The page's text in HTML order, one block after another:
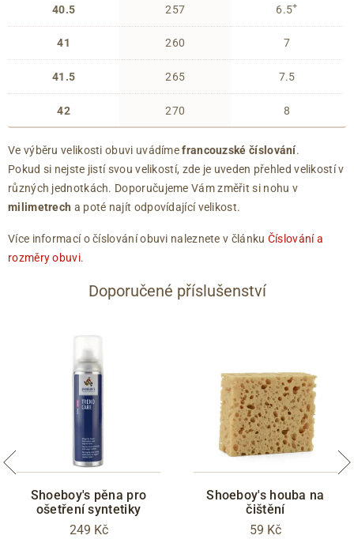
40.5
41
41.5
42
257
260
265
270
6.5+
7
7.5
8
Ve výběru velikosti obuvi uvádímefrancouzské číslování.
Pokud si nejste jistí svou velikostí, zde je uveden přehled velikostí v
různých jednotkách. Doporučujeme Vám změřit si nohu v
milimetrech a poté najít odpovídající velikost.
Více informací o číslování obuvi naleznete v článku Číslování a
rozměry obuvi.
Doporučené příslušenství
Shoeboy's pěna pro
ošetření syntetiky
249 Kč
Shoeboy's houba na
čištění
59 Kč